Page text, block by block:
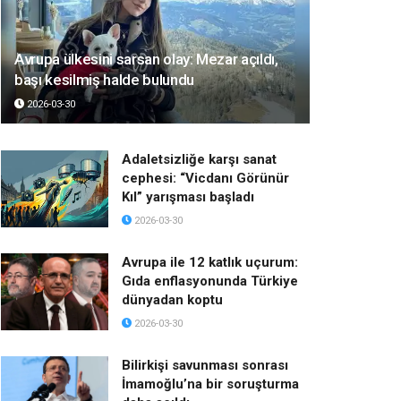
Avrupa ülkesini sarsan olay: Mezar açıldı,
başı kesilmiş halde bulundu
2026-03-30
Adaletsizliğe karşı sanat
cephesi: “Vicdanı Görünür
Kıl” yarışması başladı
2026-03-30
Avrupa ile 12 katlık uçurum:
Gıda enflasyonunda Türkiye
dünyadan koptu
2026-03-30
Bilirkişi savunması sonrası
İmamoğlu’na bir soruşturma